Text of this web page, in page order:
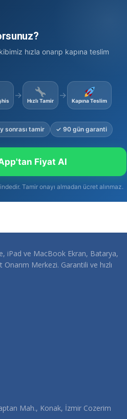
hızla onarıp kapına teslim
→
Hızlı Tamir
→
Kapına Teslim
sonrası tamir ✓ 90 gün garanti
Fiyat Al
Tamir onayı almadan ücret alınmaz.
iPad ve MacBook Ekran, Batarya,
Merkezi. Garantili ve hızlı
Mah., Konak, İzmir Cozerim